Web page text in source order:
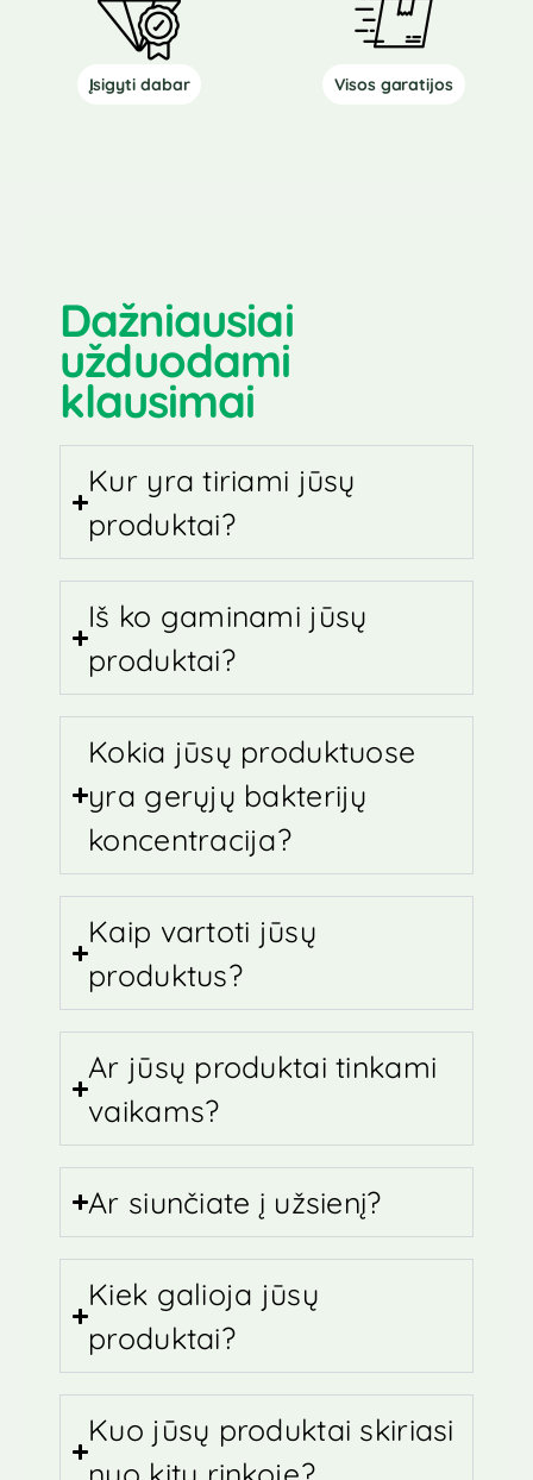
Įsigyti dabar Visos garatijos
Dažniausiai
užduodami
klausimai
Kur yra tiriami jūsų
produktai?
Iš ko gaminami jūsų
produktai?
Kokia jūsų produktuose
yra gerųjų bakterijų
koncentracija?
Kaip vartoti jūsų
produktus?
Ar jūsų produktai tinkami
vaikams?
Ar siunčiate į užsienį?
Kiek galioja jūsų
produktai?
Kuo jūsų produktai skiriasi